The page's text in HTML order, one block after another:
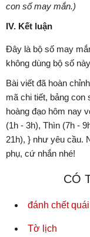
con số may mắn.)
IV. Kết luận
Đây là bộ số may
không dùng bộ số
Bài viết đã hoàn
mã chi tiết, bảng con
hoàng đạo hôm nay
(1h - 3h), Thìn (7h -
21h), } như yêu cầu.
phụ, cứ nhắn nhé!
CÓ
đánh chết
Tờ lịch